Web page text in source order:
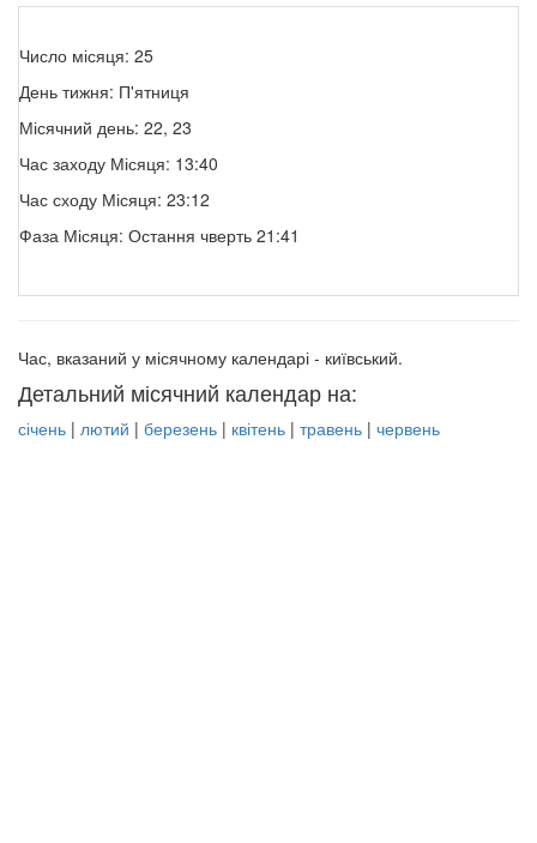
Число місяця: 25
День тижня: П'ятниця
Місячний день: 22, 23
Час заходу Місяця: 13:40
Час сходу Місяця: 23:12
Фаза Місяця: Остання чверть 21:41
Час, вказаний у місячному календарі - київський.
Детальний місячний календар на:
січень | лютий | березень | квітень | травень | червень